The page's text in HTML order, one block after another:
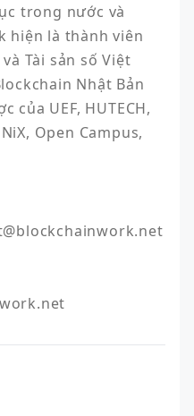
trong nước và
hiện là thành viên
Tài sản số Việt
Nhật Bản
của UEF, HUTECH,
Open Campus,